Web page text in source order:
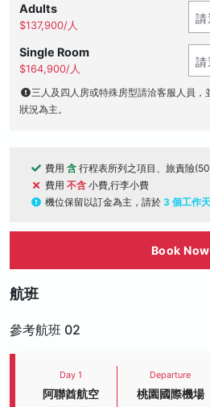
Adults
$137,900/人
Single Room
$164,900/人
三人及四人房或特殊房型請洽客服人員
狀況為主。
費用 含 行程表所列之項目、旅責險
費用 不含 小費,行李小費
機位保留以訂金為主，請於 3 個工作
Book Now
航班
參考航班 02
Day 1
阿聯酋航空
Departure
桃園國際機場